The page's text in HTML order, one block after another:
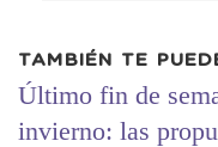
TAMBIÉN TE
Último fin de
invierno: las